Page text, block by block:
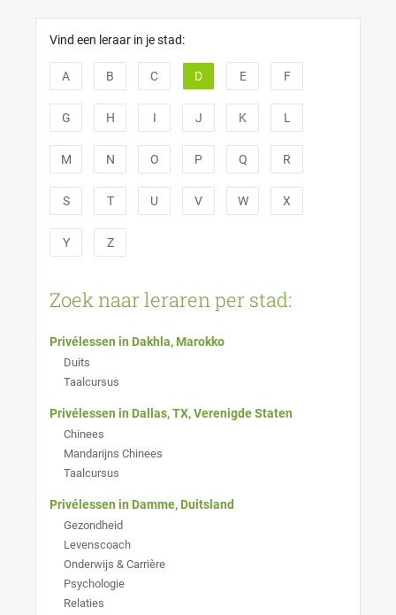
Vind een leraar in je stad:
A B C D E F
G H I J K L
M N O P Q R
S T U V W X
Y Z
Zoek naar leraren per stad:
Privélessen in Dakhla, Marokko
Duits
Taalcursus
Privélessen in Dallas, TX, Verenigde Staten
Chinees
Mandarijns Chinees
Taalcursus
Privélessen in Damme, Duitsland
Gezondheid
Levenscoach
Onderwijs & Carrière
Psychologie
Relaties